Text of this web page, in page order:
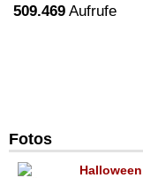
509.469 Aufrufe
Fotos